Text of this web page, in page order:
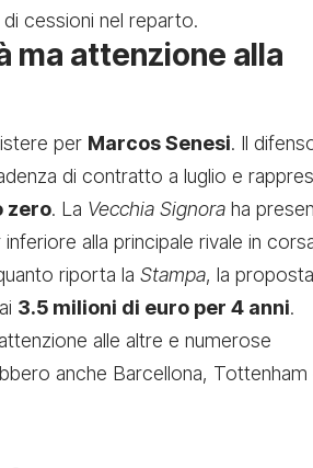
cessioni nel reparto.
ma attenzione alla
per Marcos Senesi. Il
di contratto a luglio e
zero. La Vecchia Signora ha
alla principale rivale in
riporta la Stampa, la proposta
3.5 milioni di euro per 4 anni.
alle altre e numerose
anche Barcellona, Tottenham